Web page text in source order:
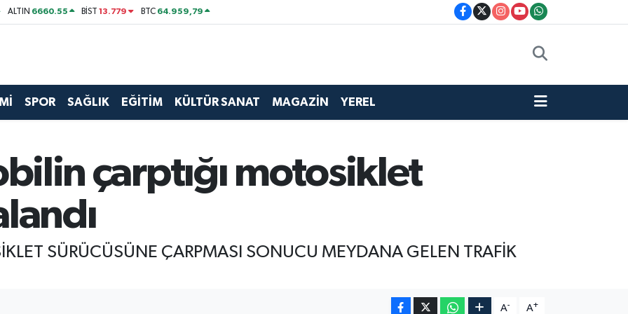
ALTIN 6660.55 BİST13.779 BTC 64.959,79
SPOR SAĞLIK EĞİTİM KÜLTÜR SANAT MAGAZİN YEREL
çarptığı motosiklet
SÜRÜCÜSÜNE ÇARPMASI SONUCU MEYDANA GELEN TRAFİK
A- A+